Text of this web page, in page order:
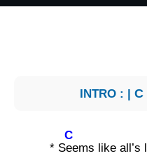
INTRO : | C
* S
C
eems like all’s